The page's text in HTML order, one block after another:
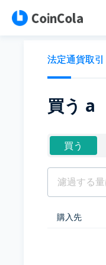
法定通貨取引
買う a
買う
購入先